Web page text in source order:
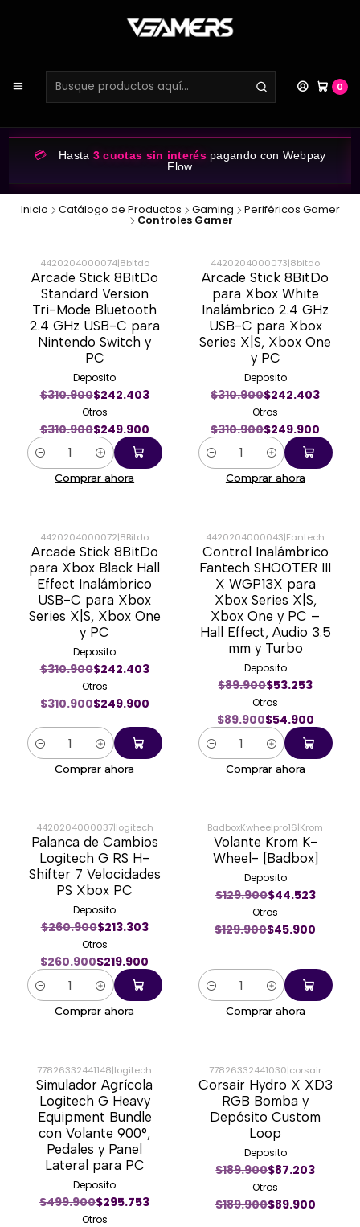
0
💳 Hasta 3 cuotas sin interéspagando con Webpay
Flow
Inicio Catálogo de Productos Gaming Periféricos Gamer
Controles Gamer
-20%
Nuevo
4420204000074|8bitdo
Arcade Stick 8BitDo
Standard Version
Tri-Mode Bluetooth
2.4 GHz USB-C para
Nintendo Switch y
PC
Deposito
$310.900$242.403
Otros
$310.900$249.900
Cantidad
Comprar ahora
-20%
Nuevo
4420204000073|8bitdo
Arcade Stick 8BitDo
para Xbox White
Inalámbrico 2.4 GHz
USB-C para Xbox
Series X|S, Xbox One
y PC
Deposito
$310.900$242.403
Otros
$310.900$249.900
Cantidad
Comprar ahora
-20%
Nuevo
4420204000072|8Bitdo
Arcade Stick 8BitDo
para Xbox Black Hall
Effect Inalámbrico
USB-C para Xbox
Series X|S, Xbox One
y PC
Deposito
$310.900$242.403
Otros
$310.900$249.900
Cantidad
Comprar ahora
-39%
4420204000043|Fantech
Control Inalámbrico
Fantech SHOOTER III
X WGP13X para
Xbox Series X|S,
Xbox One y PC –
Hall Effect, Audio 3.5
mm y Turbo
Deposito
$89.900$53.253
Otros
$89.900$54.900
Cantidad
Comprar ahora
-16%
4420204000037|logitech
Palanca de Cambios
Logitech G RS H-
Shifter 7 Velocidades
PS Xbox PC
Deposito
$260.900$213.303
Otros
$260.900$219.900
Cantidad
Comprar ahora
-65%
BadboxKwheelpro16|Krom
Volante Krom K-
Wheel- [Badbox]
Deposito
$129.900$44.523
Otros
$129.900$45.900
Cantidad
Comprar ahora
-39%
77826332441148|logitech
Simulador Agrícola
Logitech G Heavy
Equipment Bundle
con Volante 900°,
Pedales y Panel
Lateral para PC
Deposito
$499.900$295.753
Otros
-53%
77826332441030|corsair
Corsair Hydro X XD3
RGB Bomba y
Depósito Custom
Loop
Deposito
$189.900$87.203
Otros
$189.900$89.900